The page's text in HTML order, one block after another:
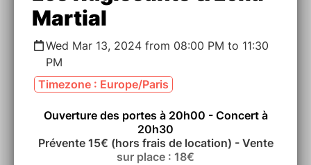
Martial
Wed Mar 13, 2024 from 08:00 PM to 11:30
PM
Timezone : Europe/Paris
Ouverture des portes à 20h00 - Concert à
20h30
Prévente 15€ (hors frais de location) - Vente
sur place : 18€